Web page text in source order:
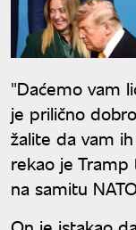
"Daćemo vam
je prilično
žalite da vam
rekao je
na samitu